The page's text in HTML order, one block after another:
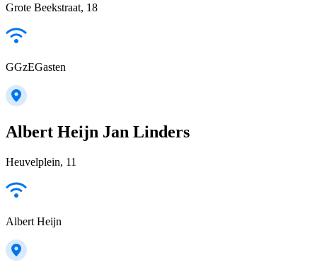
Grote Beekstraat, 18
GGzEGasten
Albert Heijn Jan Linders
Heuvelplein, 11
Albert Heijn